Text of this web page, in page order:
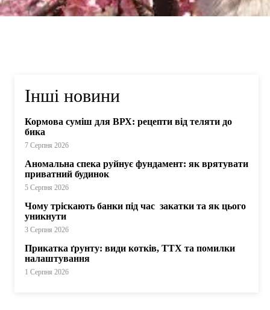
Інші новини
Кормова суміш для ВРХ: рецепти від теляти до
бика
7 Серпня 2026
Аномальна спека руйнує фундамент: як врятувати
приватний будинок
5 Серпня 2026
Чому тріскають банки під час закатки та як цього
уникнути
3 Серпня 2026
Прикатка ґрунту: види котків, ТТХ та помилки
налаштування
1 Серпня 2026